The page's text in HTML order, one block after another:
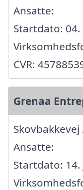
Ansatte:
Startdato:
CVR:
Grenaa
Skovbakkevej
Ansatte:
Startdato: